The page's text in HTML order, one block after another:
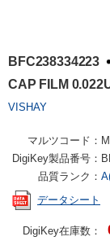
BFC238334223
CAP FILM
VISHAY
マルツコード：
DigiKey製品番号：
品質ランク：
データシート
DigiKey在庫数：